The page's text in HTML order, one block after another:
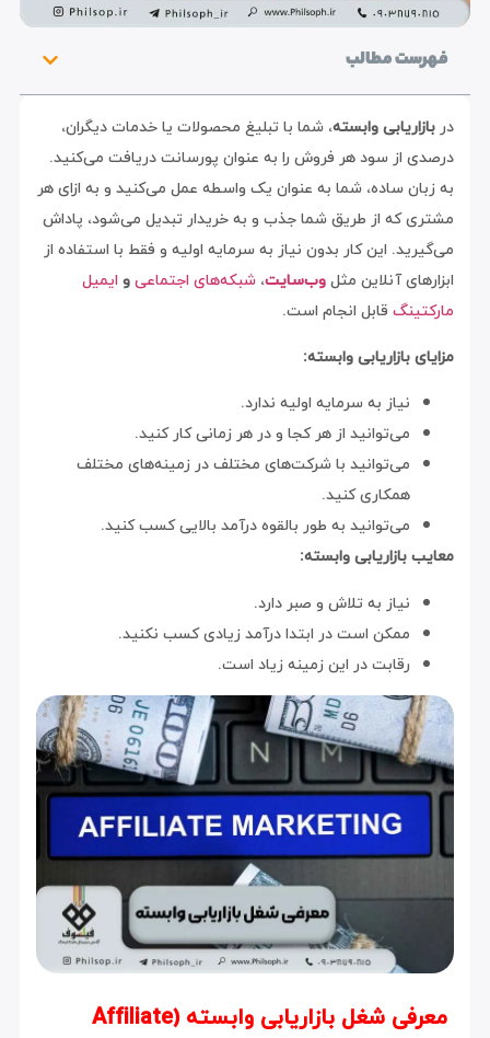
فهرست مطالب
در بازاریابی وابسته، شما با تبلیغ محصولات یا خدمات دیگران،
درصدی از سود هر فروش را به عنوان پورسانت دریافت می‌کنید.
به زبان ساده، شما به عنوان یک واسطه عمل می‌کنید و به ازای هر
مشتری که از طریق شما جذب و به خریدار تبدیل می‌شود، پاداش
می‌گیرید. این کار بدون نیاز به سرمایه اولیه و فقط با استفاده از
ابزارهای آنلاین مثلوب‌سایت، شبکه‌های اجتماعیو ایمیل
مارکتینگ قابل انجام است.
مزایای بازاریابی وابسته:
نیاز به سرمایه اولیه ندارد.
می‌توانید از هر کجا و در هر زمانی کار کنید.
می‌توانید با شرکت‌های مختلف در زمینه‌های مختلف
همکاری کنید.
می‌توانید به طور بالقوه درآمد بالایی کسب کنید.
معایب بازاریابی وابسته:
نیاز به تلاش و صبر دارد.
ممکن است در ابتدا درآمد زیادی کسب نکنید.
رقابت در این زمینه زیاد است.
معرفی شغل بازاریابی وابسته (Affiliate